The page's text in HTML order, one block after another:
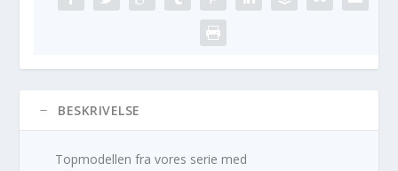
BESKRIVELSE
Topmodellen fra vores serie med